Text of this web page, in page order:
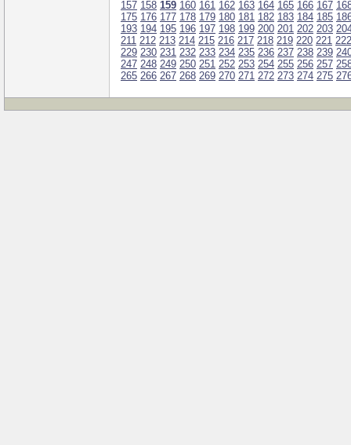
157 158 159 160 161 162 163 164 165 166 167
175 176 177 178 179 180 181 182 183 184 185
193 194 195 196 197 198 199 200 201 202 203
211 212 213 214 215 216 217 218 219 220 221 222
229 230 231 232 233 234 235 236 237 238 239
247 248 249 250 251 252 253 254 255 256 257
265 266 267 268 269 270 271 272 273 274 275